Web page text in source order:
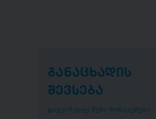
განაცხადის
შევსება
დაგვიზუსტე შენი მონაცემები